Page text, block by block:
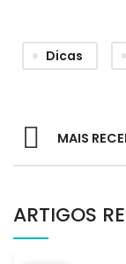
Dicas
MAIS
ARTIGOS